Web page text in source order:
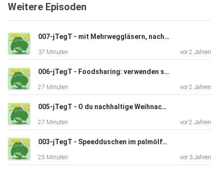
Weitere Episoden
007-jTegT - mit Mehrweggläsern, nachhaltigem Spülmittel und einer Jutetüte im Flugmodus Bäume pflanzen
37 Minuten vor 2 Jahren
006-jTegT - Foodsharing: verwenden statt verschwenden!
27 Minuten vor 2 Jahren
005-jTegT - O du nachhaltige Weihnacht!
27 Minuten vor 2 Jahren
003-jTegT - Speedduschen im palmölfreien Mikroabenteuer
25 Minuten vor 3 Jahren